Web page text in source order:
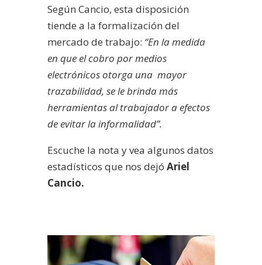
Según Cancio, esta disposición
tiende a la formalización del
mercado de trabajo: “En la medida
en que el cobro por medios
electrónicos otorga una mayor
trazabilidad, se le brinda más
herramientas al trabajador a efectos
de evitar la informalidad”.
Escuche la nota y vea algunos datos
estadísticos que nos dejó Ariel
Cancio.